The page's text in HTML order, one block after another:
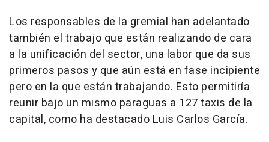
Los responsables de la gremial han adelantado
también el trabajo que están realizando de cara
a la unificación del sector, una labor que da sus
primeros pasos y que aún está en fase incipiente
pero en la que están trabajando. Esto permitiría
reunir bajo un mismo paraguas a 127 taxis de la
capital, como ha destacado Luis Carlos García.